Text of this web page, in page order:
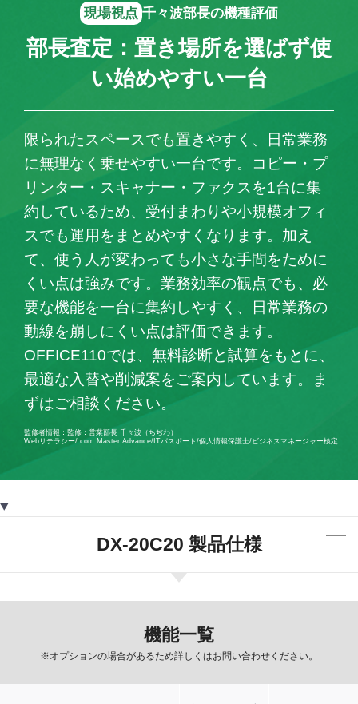
現場視点 千々波部長の機種評価
部長査定：置き場所を選ばず使
い始めやすい一台
限られたスペースでも置きやすく、日常業務
に無理なく乗せやすい一台です。コピー・プ
リンター・スキャナー・ファクスを1台に集
約しているため、受付まわりや小規模オフィ
スでも運用をまとめやすくなります。加え
て、使う人が変わっても小さな手間をために
くい点は強みです。業務効率の観点でも、必
要な機能を一台に集約しやすく、日常業務の
動線を崩しにくい点は評価できます。
OFFICE110では、無料診断と試算をもとに、
最適な入替や削減案をご案内しています。ま
ずはご相談ください。
監修者情報：監修：営業部長 千々波（ちぢわ）
Webリテラシー/.com Master Advance/ITパスポート/個人情報保護士/ビジネスマネージャー検定
DX-20C20 製品仕様
機能一覧
※オプションの場合があるため詳しくはお問い合わせください。